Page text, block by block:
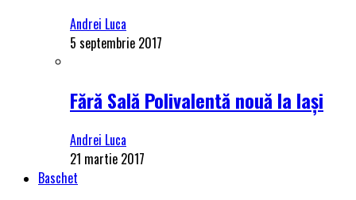
Andrei Luca
5 septembrie 2017
Fără Sală Polivalentă nouă la Iași
Andrei Luca
21 martie 2017
Baschet